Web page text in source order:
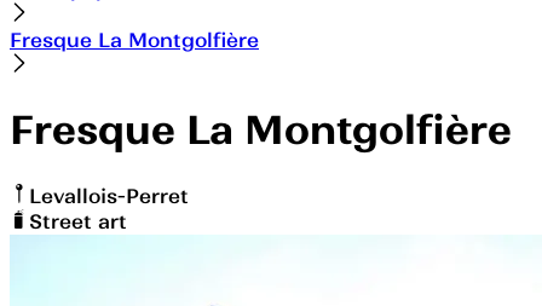
Fresque La Montgolfière
Fresque La Montgolfière
Levallois-Perret
Street art